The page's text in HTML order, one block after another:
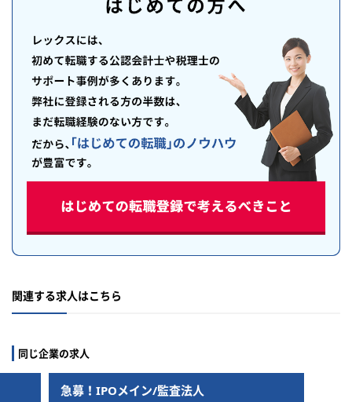
関連する求人はこちら
同じ企業の求人
急募！IPOメイン/監査法人